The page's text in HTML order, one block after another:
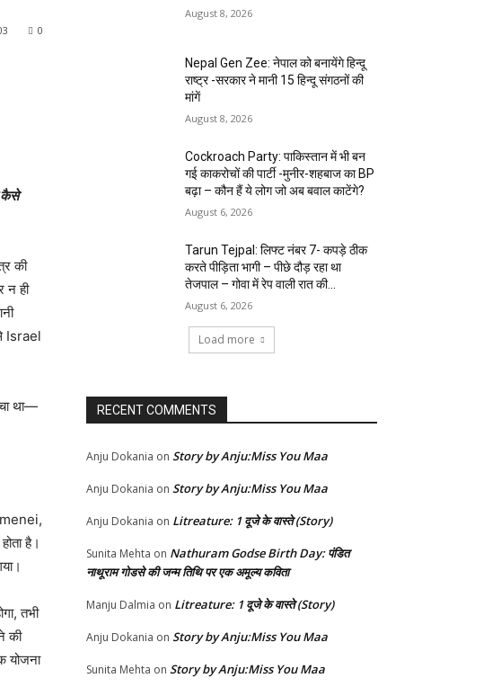
0
कैसे
की
न ही
Israel
था—
है।
तभी
की
योजना
August 8, 2026
Nepal Gen Zee: नेपाल को बनायेंगे हिन्दू
राष्ट्र -सरकार ने मानी 15 हिन्दू संगठनों की
मांगें
August 8, 2026
Cockroach Party: पाकिस्तान में भी बन
गई काकरोचों की पार्टी -मुनीर-शहबाज का BP
बढ़ा – कौन हैं ये लोग जो अब बवाल काटेंगे?
August 6, 2026
Tarun Tejpal: लिफ्ट नंबर 7- कपड़े ठीक
करते पीड़िता भागी – पीछे दौड़ रहा था
तेजपाल – गोवा में रेप वाली रात की...
August 6, 2026
Load more
RECENT COMMENTS
Anju Dokania on Story by Anju:Miss You Maa
Anju Dokania on Story by Anju:Miss You Maa
Anju Dokania on Litreature: 1 दूजे के वास्ते (Story)
Sunita Mehta on Nathuram Godse Birth Day: पंडित
नाथूराम गोडसे की जन्म तिथि पर एक अमूल्य कविता
Manju Dalmia on Litreature: 1 दूजे के वास्ते (Story)
Anju Dokania on Story by Anju:Miss You Maa
Sunita Mehta on Story by Anju:Miss You Maa